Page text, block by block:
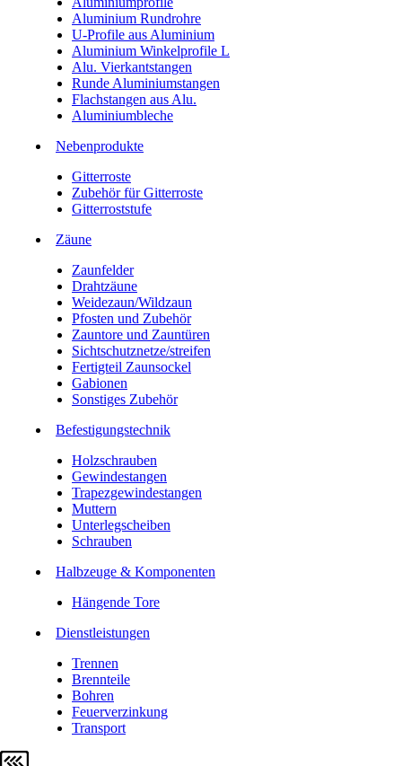
Aluminium Rundrohre
U-Profile aus Aluminium
Aluminium Winkelprofile L
Alu. Vierkantstangen
Runde Aluminiumstangen
Flachstangen aus Alu.
Aluminiumbleche
Nebenprodukte
Gitterroste
Zubehör für Gitterroste
Gitterroststufe
Zäune
Zaunfelder
Drahtzäune
Weidezaun/Wildzaun
Pfosten und Zubehör
Zauntore und Zauntüren
Sichtschutznetze/streifen
Fertigteil Zaunsockel
Gabionen
Sonstiges Zubehör
Befesti­gungstechnik
Holzschrauben
Gewindestangen
Trapezgewindestangen
Muttern
Unterlegscheiben
Schrauben
Halbzeuge & Komponenten
Hängende Tore
Dienstleistungen
Trennen
Brennteile
Bohren
Feuerverzinkung
Transport